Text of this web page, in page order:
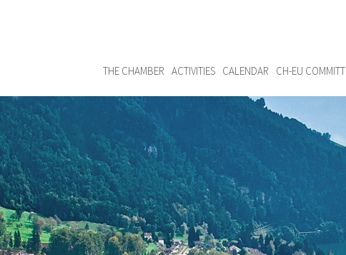
THE CHAMBER ACTIVITIES CALENDAR CH-EU